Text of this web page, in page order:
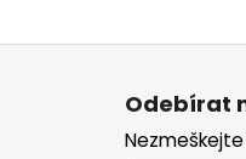
Odebírat